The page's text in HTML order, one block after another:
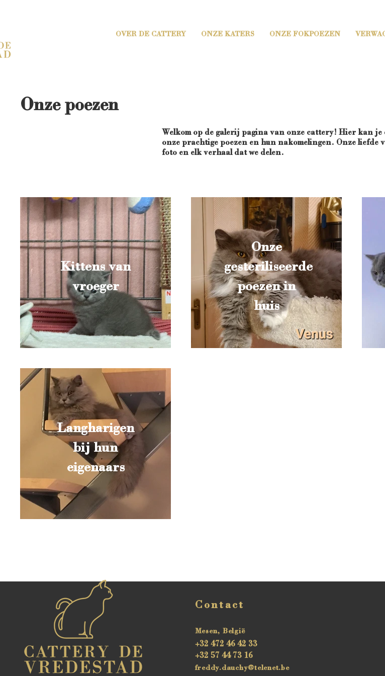
OVER DE CATTERY ONZE KATERS ONZE FOKPOEZEN
Onze poezen
Welkom op de galerij pagina van onze cattery! Hier kan
onze prachtige poezen en hun nakomelingen. Onze
foto en elk verhaal dat we delen.
Kittens van
vroeger
Onze
gesteriliseerde
poezen in
huis
Langharigen
bij hun
eigenaars
Contact
Mesen, België
+32 472 46 42 33
+32 57 44 73 16
freddy.dauchy@telenet.be